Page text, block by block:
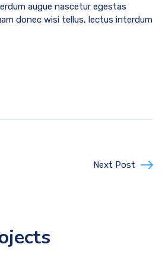
augue nascetur egestas
donec wisi tellus, lectus interdum
Next Post